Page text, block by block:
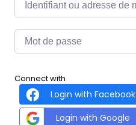
Connect with
Login with Facebook
Login with Google